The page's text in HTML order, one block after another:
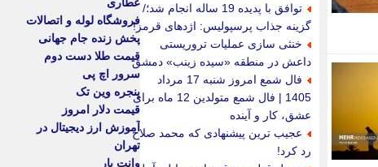
توافق با پدیده 19 ساله انجام شد؛/
گزینه جذاب پرسپولیس: اژدهای قرمز!
خنثی سازی عملیات تروریستی
داعش در منطقه «سیده زینب» دمشق
فال شمع امروز شنبه 17 مرداد
1405 | فال شمع متولدین 12 ماه برای
عشق، کار و آینده
عجیب ترین پیشنهادی که محمد صلاح
رد کرد!
فروشگاه لوله و اتصالات
پخش زنده جام جهانی
قیمت طلا دست دوم
سرور اچ پی
پنجره وین تک
قیمت دلار امروز
آموزش ارز دیجیتال در
تهران
وانت بار